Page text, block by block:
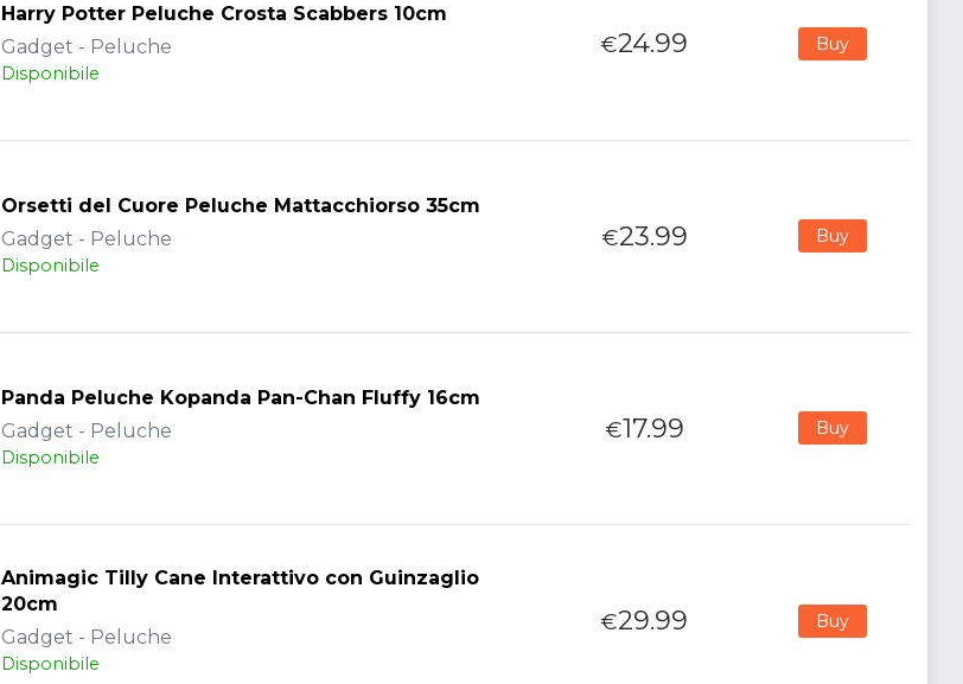
Harry Potter Peluche Crosta Scabbers 10cm
Gadget - Peluche
Disponibile
€24.99 Buy
Orsetti del Cuore Peluche Mattacchiorso 35cm
Gadget - Peluche
Disponibile
€23.99 Buy
Panda Peluche Kopanda Pan-Chan Fluffy 16cm
Gadget - Peluche
Disponibile
€17.99 Buy
Animagic Tilly Cane Interattivo con Guinzaglio
20cm
Gadget - Peluche
Disponibile
€29.99 Buy